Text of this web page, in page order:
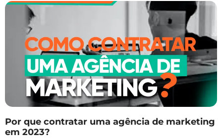
Por que contratar uma agência de marketing
em 2023?